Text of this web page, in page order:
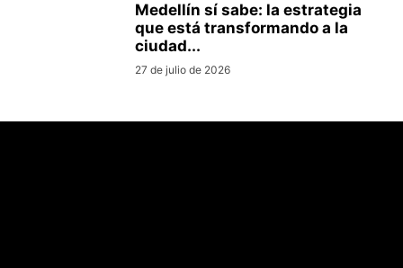
Medellín sí sabe: la estrategia
que está transformando a la
ciudad...
27 de julio de 2026